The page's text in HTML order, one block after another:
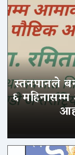
स्तनपानले
६